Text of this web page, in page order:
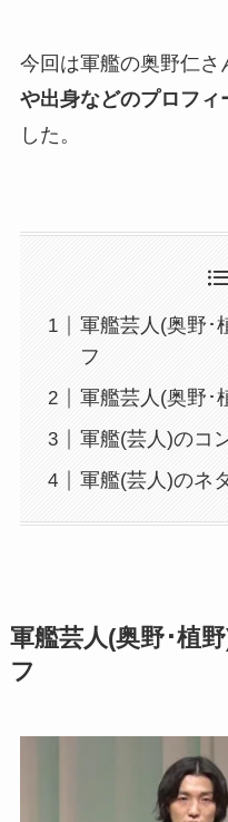
今回は軍艦の奥野仁
や出身などのプロフィ
した。
軍艦芸人(奥野･
フ
軍艦芸人(奥野･
軍艦(芸人)のコ
軍艦(芸人)のネ
軍艦芸人(奥野･植
フ